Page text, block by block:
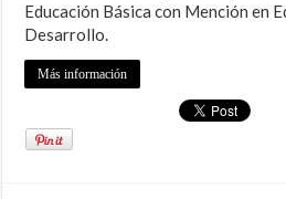
Educación Básica con Mención en
Desarrollo.
Más información